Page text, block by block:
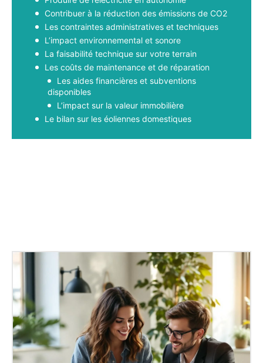
Contribuer à la réduction des émissions de CO2
Les contraintes administratives et techniques
L’impact environnemental et sonore
La faisabilité technique sur votre terrain
Les coûts de maintenance et de réparation
Les aides financières et subventions
disponibles
L’impact sur la valeur immobilière
Le bilan sur les éoliennes domestiques